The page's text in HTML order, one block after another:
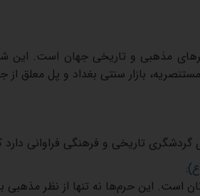
مذهبی و تاریخی جهان است. این
بازار سنتی بغداد و پل معلق از
تاریخی و فرهنگی فراوانی دارد
:
است. این حرم‌ها نه تنها از نظر مذهبی